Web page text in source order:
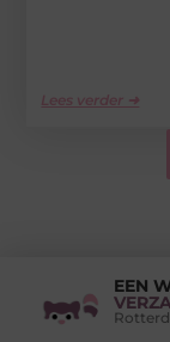
Lees verder ➜
EEN